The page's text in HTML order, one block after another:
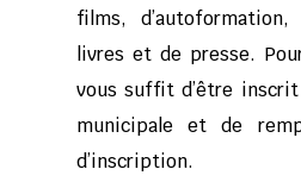
films,
livres et de presse.
vous suffit d’être
municipale et de
d’inscription.